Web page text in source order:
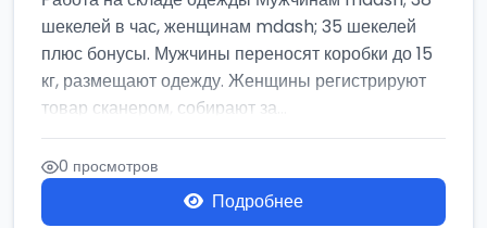
шекелей в час, женщинам mdash; 35 шекелей
плюс бонусы. Мужчины переносят коробки до 15
кг, размещают одежду. Женщины регистрируют
товар сканером, собирают за...
0 просмотров
Подробнее